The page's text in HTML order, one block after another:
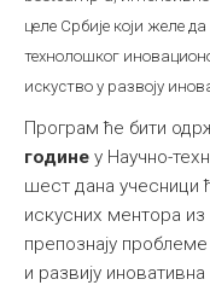
целе Србије који желе
технолошког
искуство у развоју
Програм ће бити
године у Научно-
шест дана учесници
искусних ментора
препознају
и развију